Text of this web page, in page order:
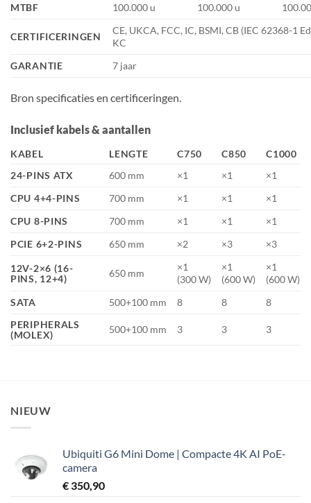
MTBF 100.000 u 100.000 u
CERTIFICERINGEN
CE, UKCA, FCC, IC, BSMI, CB (IEC 62368-1
KC
GARANTIE
7 jaar
Bron specificaties en certificeringen.
Inclusief kabels & aantallen
KABEL LENGTE C750 C850
C1000
24-PINS ATX
600 mm ×1 ×1
×1
CPU 4+4-PINS
700 mm ×1 ×1
×1
CPU 8-PINS
700 mm ×1 ×1
×1
PCIE 6+2-PINS
650 mm ×2 ×3 ×3
12V-2×6 (16-
PINS, 12+4)
650 mm
×1
(300 W)
×1
(600 W)
×1
(600 W)
SATA
500+100 mm 8 8
8
PERIPHERALS
(MOLEX)
500+100 mm 3 3 3
NIEUW
Ubiquiti G6 Mini Dome | Compacte 4K AI PoE-
camera
€ 350,90